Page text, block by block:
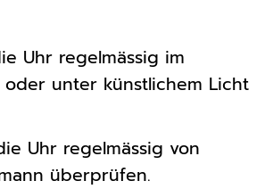
Uhr regelmässig im
oder unter künstlichem Licht
Uhr regelmässig von
überprüfen.